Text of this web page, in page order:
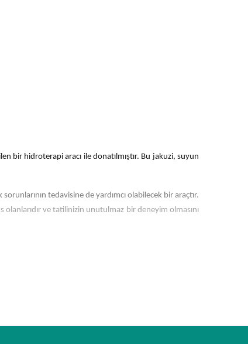
bir hidroterapi aracı ile donatılmıştır. Bu jakuzi, suyun
tedavisine de yardımcı olabilecek bir araçtır.
ve tatilinizin unutulmaz bir deneyim olmasını
Havuzlu Lüks Villalar